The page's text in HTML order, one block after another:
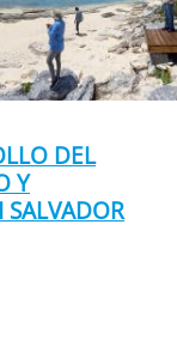
DEL
Y
SALVADOR